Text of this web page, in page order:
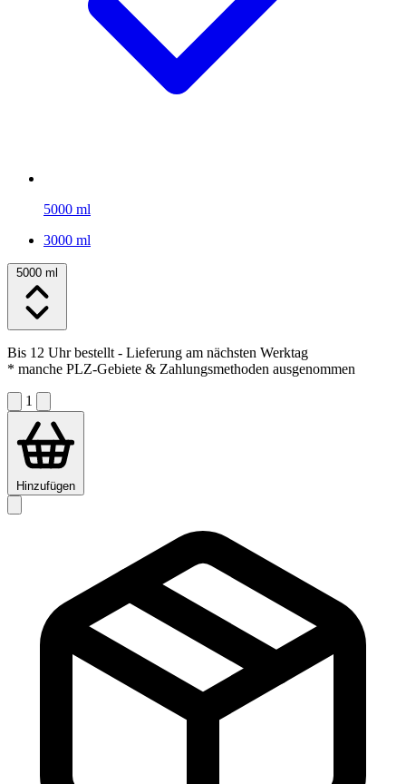
5000 ml
3000 ml
5000 ml
Bis 12 Uhr bestellt- Lieferung am nächsten Werktag
* manche PLZ-Gebiete & Zahlungsmethoden ausgenommen
1
Hinzufügen